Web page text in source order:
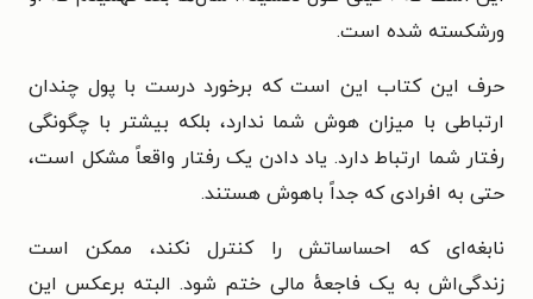
ورشکسته شده است.
حرف این کتاب این است که برخورد درست با پول چندان
ارتباطی با میزان هوش شما ندارد، بلکه بیشتر با چگونگی
رفتار شما ارتباط دارد. یاد دادن یک رفتار واقعاً مشکل است،
حتی به افرادی که جداً باهوش هستند.
نابغه‌ای که احساساتش را کنترل نکند، ممکن است
زندگی‌اش به یک فاجعهٔ مالی ختم شود. البته برعکس این